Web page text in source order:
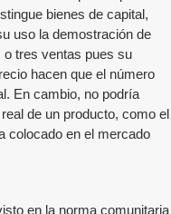
bienes de capital,
uso la demostración de
o tres ventas pues su
hacen que el número
En cambio, no podría
de un producto, como el
colocado en el mercado
en la norma comunitaria